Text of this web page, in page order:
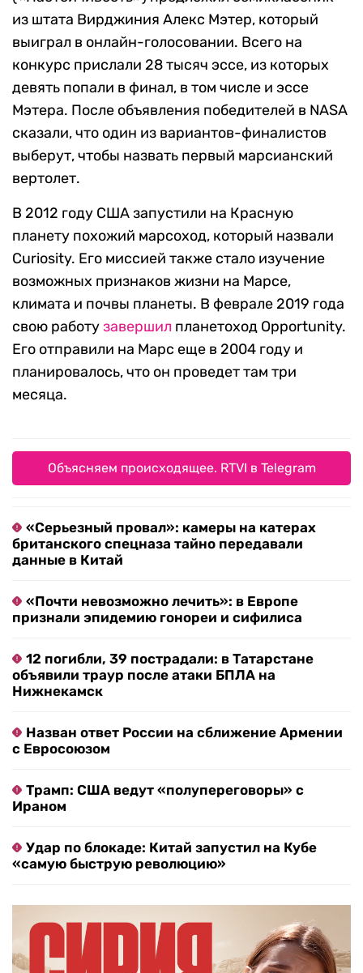
из штата Вирджиния Алекс Мэтер, который
выиграл в онлайн-голосовании. Всего на
конкурс прислали 28 тысяч эссе, из которых
девять попали в финал, в том числе и эссе
Мэтера. После объявления победителей в NASA
сказали, что один из вариантов-финалистов
выберут, чтобы назвать первый марсианский
вертолет.
В 2012 году США запустили на Красную
планету похожий марсоход, который назвали
Curiosity. Его миссией также стало изучение
возможных признаков жизни на Марсе,
климата и почвы планеты. В феврале 2019 года
свою работузавершил планетоход Opportunity.
Его отправили на Марс еще в 2004 году и
планировалось, что он проведет там три
месяца.
Объясняем происходящее. RTVI в Telegram
«Серьезный провал»: камеры на катерах
британского спецназа тайно передавали
данные в Китай
«Почти невозможно лечить»: в Европе
признали эпидемию гонореи и сифилиса
12 погибли, 39 пострадали: в Татарстане
объявили траур после атаки БПЛА на
Нижнекамск
Назван ответ России на сближение Армении
с Евросоюзом
Трамп: США ведут «полупереговоры» с
Ираном
Удар по блокаде: Китай запустил на Кубе
«самую быструю революцию»